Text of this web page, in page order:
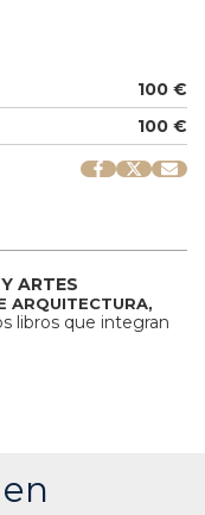
100 €
100 €
ARTES
ARQUITECTURA,
libros que integran
LA HISTORIA DE